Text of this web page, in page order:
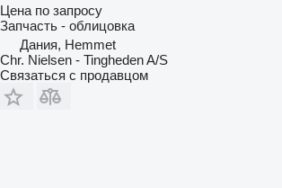
Цена по запросу
Запчасть - облицовка
Дания, Hemmet
Chr. Nielsen - Tingheden A/S
Связаться с продавцом